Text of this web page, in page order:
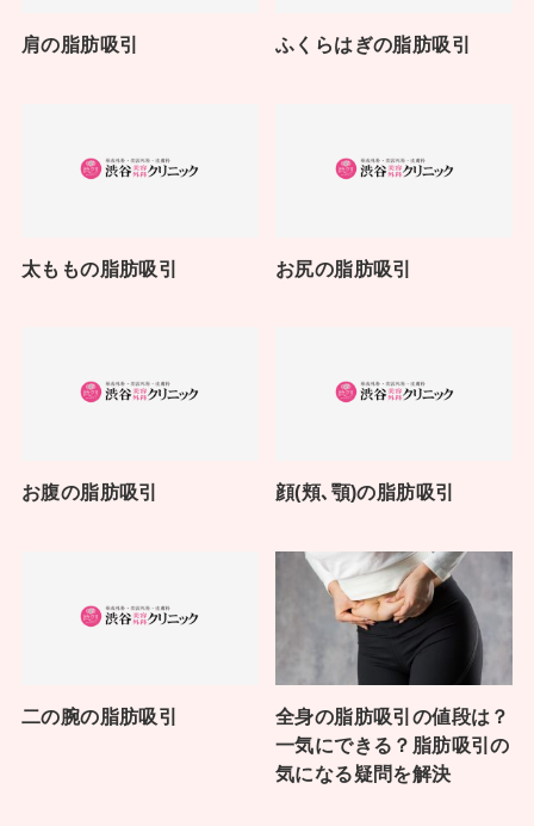
肩の脂肪吸引 ふくらはぎの脂肪吸引
太ももの脂肪吸引 お尻の脂肪吸引
お腹の脂肪吸引 顔(頬､顎)の脂肪吸引
二の腕の脂肪吸引
全身の脂肪吸引の値段は？
一気にできる？脂肪吸引の
気になる疑問を解決